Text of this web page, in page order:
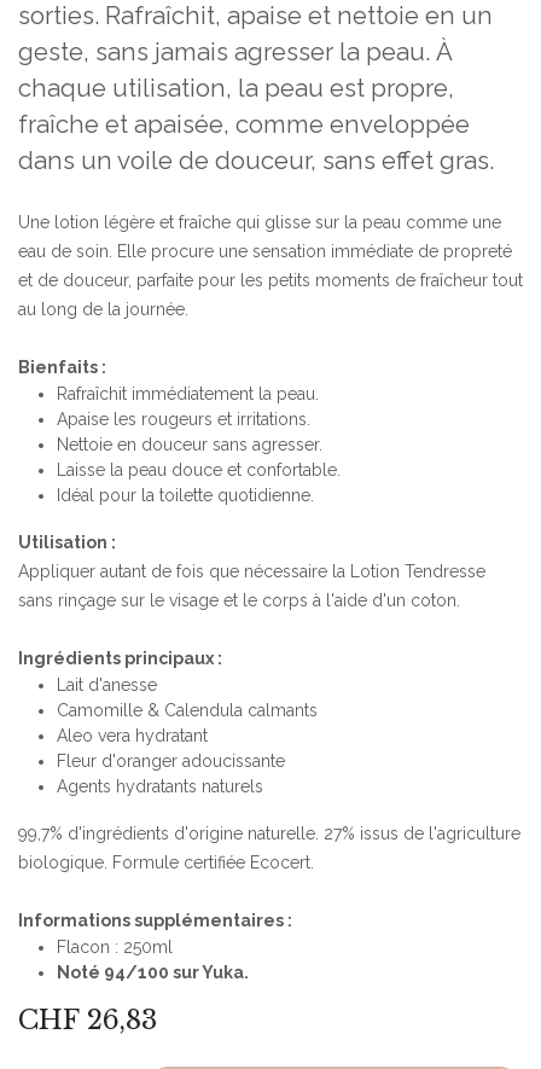
sorties. Rafraîchit, apaise et nettoie en un
geste, sans jamais agresser la peau. À
chaque utilisation, la peau est propre,
fraîche et apaisée, comme enveloppée
dans un voile de douceur, sans effet gras.
Une lotion légère et fraîche qui glisse sur la peau comme une
eau de soin. Elle procure une sensation immédiate de propreté
et de douceur, parfaite pour les petits moments de fraîcheur tout
au long de la journée.
Bienfaits :
Rafraîchit immédiatement la peau.
Apaise les rougeurs et irritations.
Nettoie en douceur sans agresser.
Laisse la peau douce et confortable.
Idéal pour la toilette quotidienne.
Utilisation :
Appliquer autant de fois que nécessaire la Lotion Tendresse
sans rinçage sur le visage et le corps à l'aide d'un coton.
Ingrédients principaux :
Lait d'anesse
Camomille & Calendula calmants
Aleo vera hydratant
Fleur d'oranger adoucissante
Agents hydratants naturels
99,7% d'ingrédients d'origine naturelle. 27% issus de l'agriculture
biologique. Formule certifiée Ecocert.
Informations supplémentaires :
Flacon : 250ml
Noté 94/100 sur Yuka.
CHF 26,83